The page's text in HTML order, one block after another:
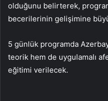
olduğunu belirterek,
becerilerinin gelişimine
5 günlük programda
teorik hem de uygulamalı
eğitimi verilecek.